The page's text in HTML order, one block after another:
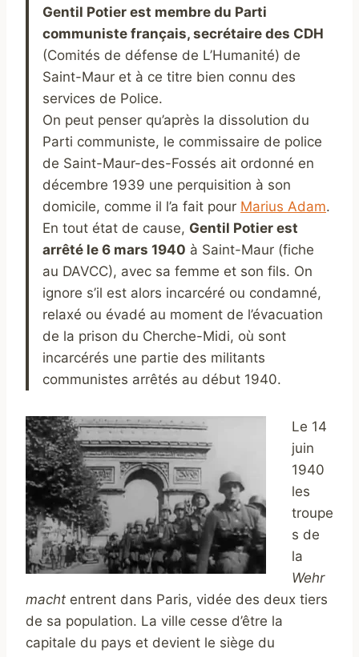
Gentil Potier est membre du Parti
communiste français, secrétaire des CDH
(Comités de défense de L’Humanité) de
Saint-Maur et à ce titre bien connu des
services de Police.
On peut penser qu’après la dissolution du
Parti communiste, le commissaire de police
de Saint-Maur-des-Fossés ait ordonné en
décembre 1939 une perquisition à son
domicile, comme il l’a fait pour Marius Adam.
En tout état de cause, Gentil Potier est
arrêté le 6 mars 1940 à Saint-Maur (fiche
au DAVCC), avec sa femme et son fils. On
ignore s’il est alors incarcéré ou condamné,
relaxé ou évadé au moment de l’évacuation
de la prison du Cherche-Midi, où sont
incarcérés une partie des militants
communistes arrêtés au début 1940.
Le 14
juin
1940
les
troupe
s de
la
Wehr
macht entrent dans Paris, vidée des deux tiers
de sa population. La ville cesse d’être la
capitale du pays et devient le siège du